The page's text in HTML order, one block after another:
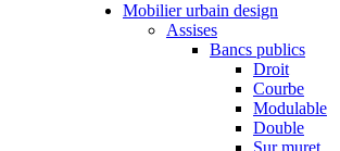
Mobilier urbain design
Assises
Bancs publics
Droit
Courbe
Modulable
Double
Sur muret